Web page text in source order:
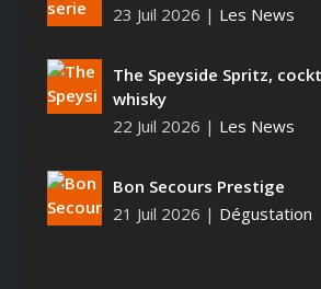
23 Juil 2026 | Les News
The Speyside Spritz,
whisky
22 Juil 2026 | Les News
Bon Secours Prestige
21 Juil 2026 | Dégustation